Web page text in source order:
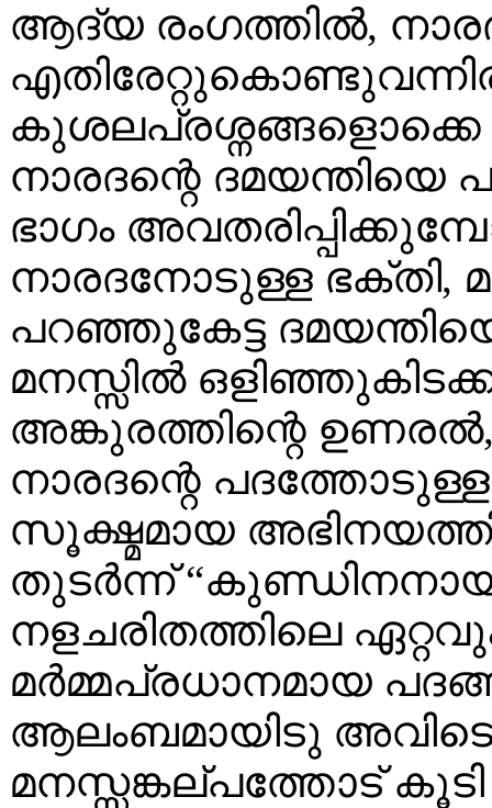
ആദ്യ രംഗത്തില്‍,
നാരദന്റെ ദമയന്തിയെ
ഭാഗം
നാരദനോടുള്ള
പറഞ്ഞുകേട്ട
മനസ്സില്‍
അങ്കുരത്തിന്റെ
നാരദന്റെ
സൂക്ഷ്മമായ
തുടര്‍ന്ന്
നളചരിതത്തിലെ
മര്‍മ്മപ്രധാനമായ
ആലംബമായിടു അവിടെ
മനസ്സങ്കല്പത്തോട്